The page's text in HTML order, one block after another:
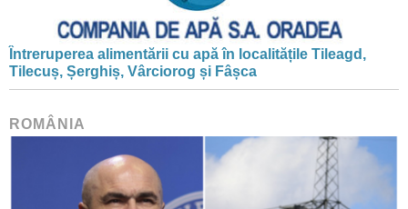
Întreruperea alimentării cu apă în localitățile Tileagd,
Tilecuș, Șerghiș, Vârciorog și Fâșca
ROMÂNIA